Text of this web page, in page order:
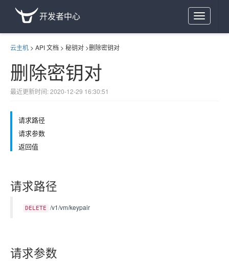
Toggle
navigation
开发者中心
云主机 > API 文档 > 秘钥对 >删除密钥对
删除密钥对
最近更新时间: 2020-12-29 16:30:51
请求路径
请求参数
返回值
请求路径
DELETE /v1/vm/keypair
请求参数